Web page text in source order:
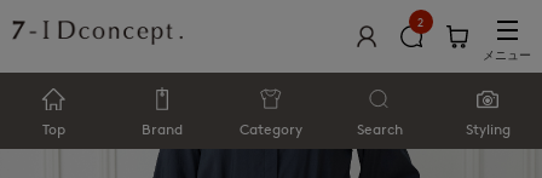
2
メニュー
Top Brand Category Search Styling